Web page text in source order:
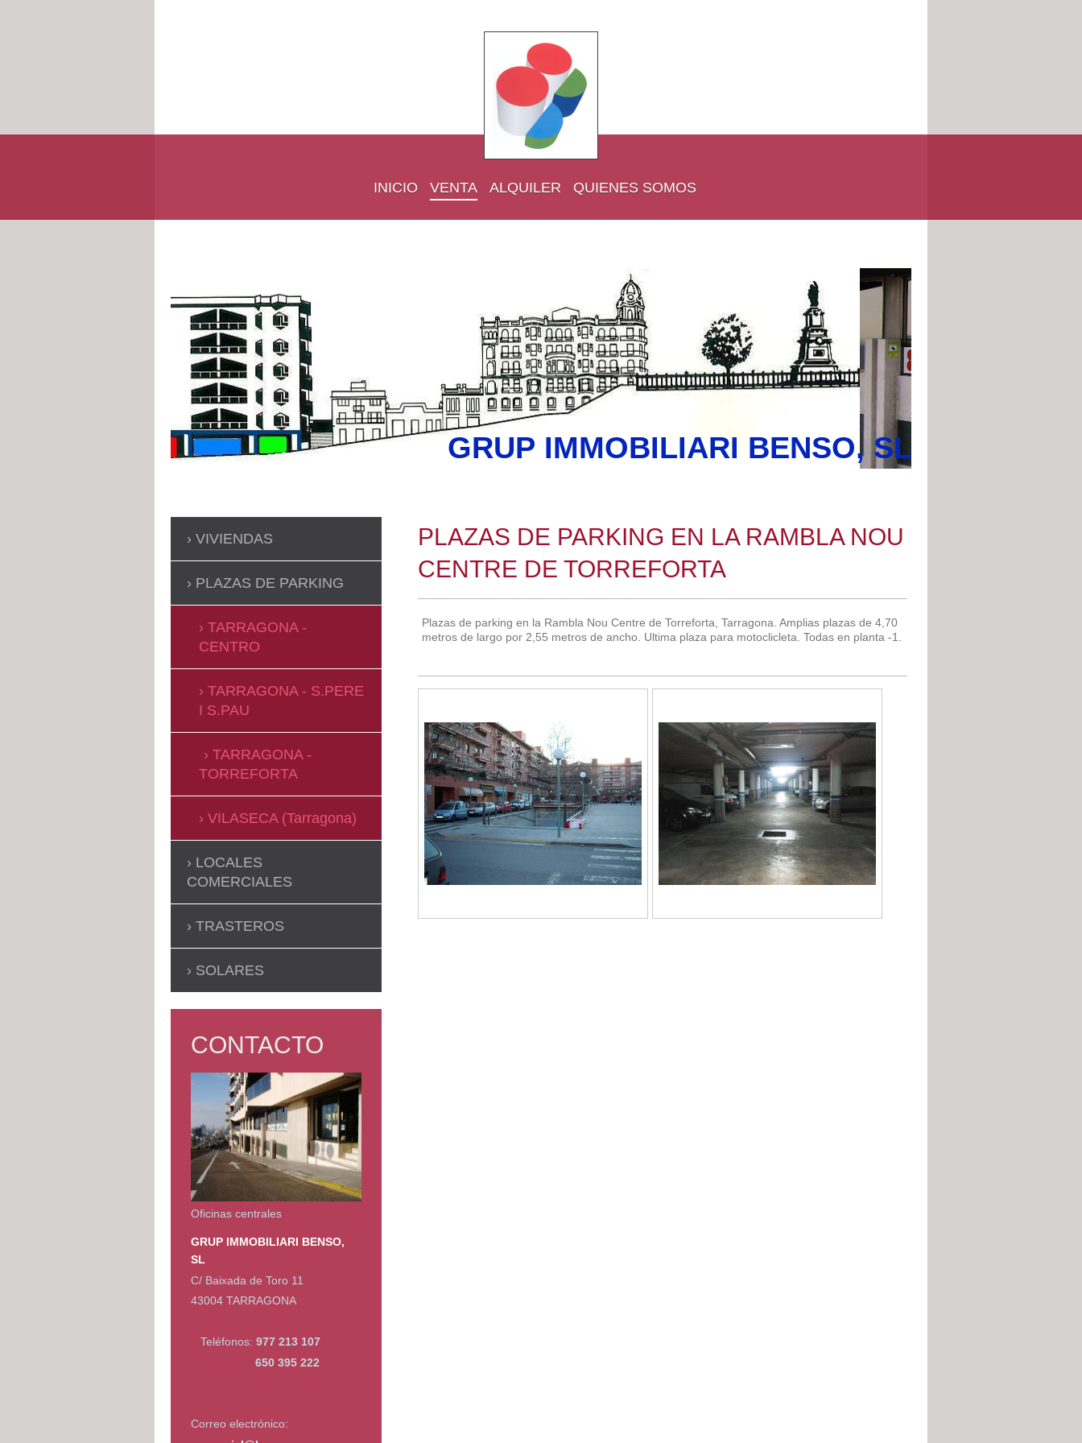
INICIO VENTA ALQUILER QUIENES SOMOS
GRUP IMMOBILIARI BENSO, SL
PLAZAS DE PARKING EN LA RAMBLA NOU
CENTRE DE TORREFORTA
Plazas de parking en la Rambla Nou Centre de Torreforta, Tarragona. Amplias plazas de 4,70
metros de largo por 2,55 metros de ancho. Ultima plaza para motoclicleta. Todas en planta -1.
VIVIENDAS
PLAZAS DE PARKING
TARRAGONA -
CENTRO
TARRAGONA - S.PERE
I S.PAU
TARRAGONA -
TORREFORTA
VILASECA (Tarragona)
LOCALES
COMERCIALES
TRASTEROS
SOLARES
CONTACTO
Oficinas centrales
GRUP IMMOBILIARI BENSO,
SL
C/ Baixada de Toro 11
43004 TARRAGONA
Teléfonos: 977 213 107
650 395 222
Correo electrónico: